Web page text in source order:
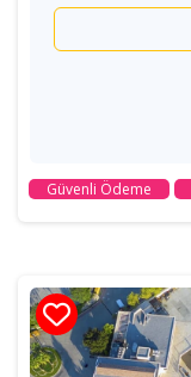
Güvenli Ödeme